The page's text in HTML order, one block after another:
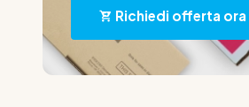
Richiedi offerta ora